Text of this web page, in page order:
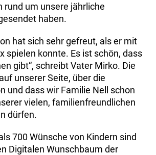
rund um unsere jährliche
haben.
hat sich sehr gefreut, als er mit
spielen konnte. Es ist schön, dass
gibt“, schreibt Vater Mirko. Die
unserer Seite, über die
und dass wir Familie Nell schon
vielen, familienfreundlichen
dürfen.
700 Wünsche von Kindern sind
Digitalen Wunschbaum der